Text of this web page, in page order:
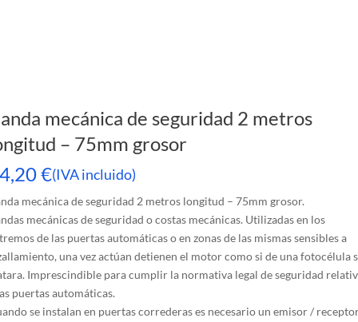
mecánica de seguridad 2 metros
– 75mm grosor
€(IVA incluido)
mecánica de seguridad 2 metros longitud – 75mm grosor.
mecánicas de seguridad o costas mecánicas. Utilizadas en los
de las puertas automáticas o en zonas de las mismas sensibles a
una vez actúan detienen el motor como si de una fotocélula
Imprescindible para cumplir la normativa legal de seguridad
puertas automáticas.
se instalan en puertas correderas es necesario un emisor /